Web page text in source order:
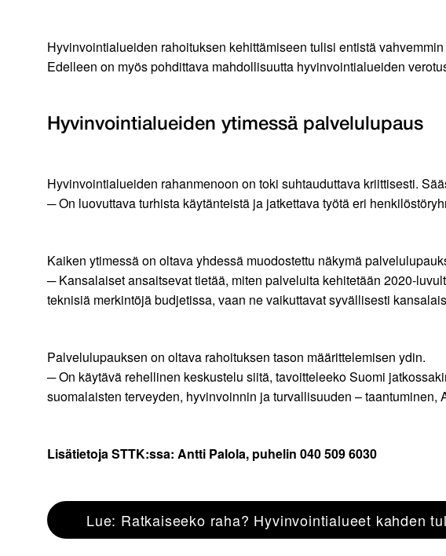
Hyvinvointialueiden rahoituksen kehittämiseen tulisi entistä
Edelleen on myös pohdittava mahdollisuutta hyvinvointialueiden
Hyvinvointialueiden ytimessä palvelulupaus
Hyvinvointialueiden rahanmenoon on toki suhtauduttava kriittisesti.
─ On luovuttava turhista käytänteistä ja jatkettava työtä eri
Kaiken ytimessä on oltava yhdessä muodostettu näkymä
─ Kansalaiset ansaitsevat tietää, miten palveluita kehitetään 2020-
teknisiä merkintöjä budjetissa, vaan ne vaikuttavat syvällisesti
Palvelulupauksen on oltava rahoituksen tason määrittelemisen ydin.
─ On käytävä rehellinen keskustelu siitä, tavoitteleeko Suomi
suomalaisten terveyden, hyvinvoinnin ja turvallisuuden – taantuminen,
Lisätietoja STTK:ssa: Antti Palola, puhelin 040 509 6030
Lue: Ratkaiseeko raha? Hyvinvointialueet kahden